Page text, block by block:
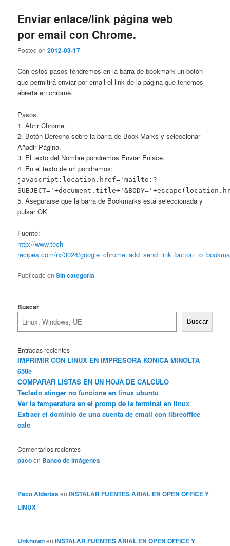
Enviar enlace/link página web
por email con Chrome.
Posted on2012-03-17
Con estos pasos tendremos en la barra de bookmark un botón
que permitirá enviar por email el link de la página que tenemos
abierta en chrome.
Pasos:
1. Abrir Chrome.
2. Botón Derecho sobre la barra de Book-Marks y seleccionar
Añadir Página.
3. El texto del Nombre pondremos Enviar Enlace.
4. En el texto de url pondremos:
javascript:location.href='mailto:?
5. Asegurarse que la barra de Bookmarks está seleccionada y
pulsar OK
Fuente:
http://www.tech-
recipes.com/rx/3024/
Publicado en Sin categoría
Buscar
Buscar
Entradas recientes
IMPRIMIR CON LINUX EN IMPRESORA KONICA MINOLTA
658e
COMPARAR LISTAS EN UN HOJA DE CALCULO
Teclado stinger no funciona en linux ubuntu
Ver la temperatura en el promp de la terminal en linux
Extraer el dominio de una cuenta de email con libreoffice
calc
Comentarios recientes
pacoen Banco de imágenes
Paco AldariasenINSTALAR FUENTES ARIAL EN OPEN OFFICE Y
LINUX
UnknownenINSTALAR FUENTES ARIAL EN OPEN OFFICE Y